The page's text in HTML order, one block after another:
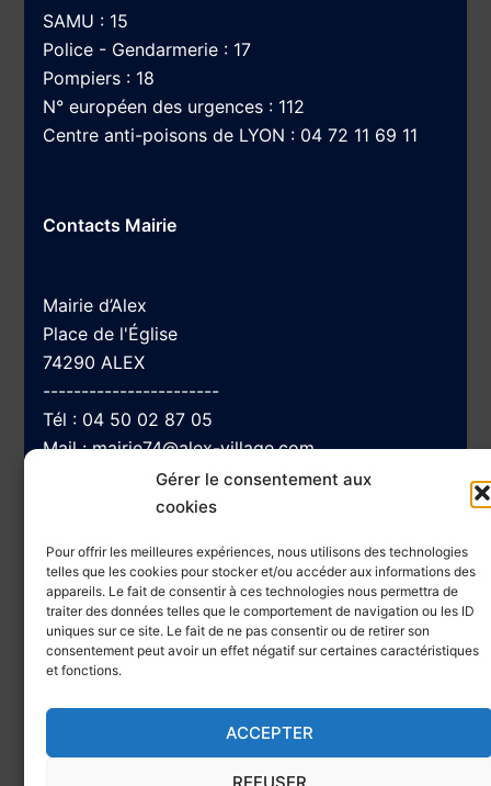
Gérer le consentement aux
cookies
Pour offrir les meilleures expériences, nous utilisons des technologies
telles que les cookies pour stocker et/ou accéder aux informations des
appareils. Le fait de consentir à ces technologies nous permettra de
traiter des données telles que le comportement de navigation ou les ID
uniques sur ce site. Le fait de ne pas consentir ou de retirer son
consentement peut avoir un effet négatif sur certaines caractéristiques
et fonctions.
ACCEPTER
REFUSER
SAMU : 15
Police - Gendarmerie : 17
Pompiers : 18
N° européen des urgences : 112
Centre anti-poisons de LYON : 04 72 11 69 11
Contacts Mairie
Mairie d’Alex
Place de l'Église
74290 ALEX
-----------------------
Tél : 04 50 02 87 05
Mail :mairie74@alex-village.com
Accessibilité
Plan du site
Mentions Légales et Politique de confidentialité